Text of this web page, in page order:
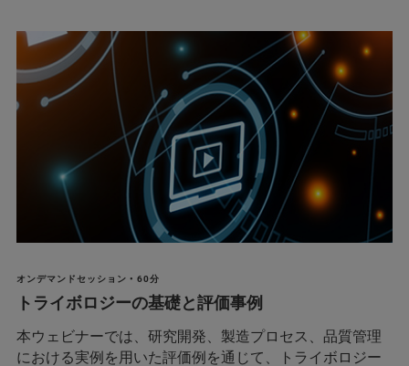
オンデマンドセッション • 60分
トライボロジーの基礎と評価事例
本ウェビナーでは、研究開発、製造プロセス、品質管理
における実例を用いた評価例を通じて、トライボロジー